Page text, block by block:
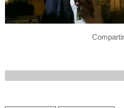
Compartir